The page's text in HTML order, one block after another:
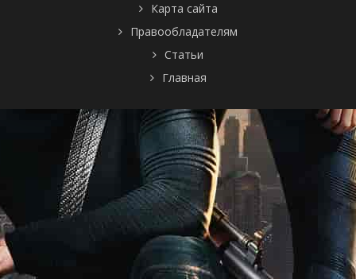
Карта сайта
Правообладателям
Статьи
Главная